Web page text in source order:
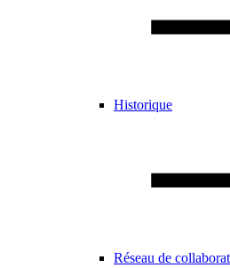
Historique
Réseau de